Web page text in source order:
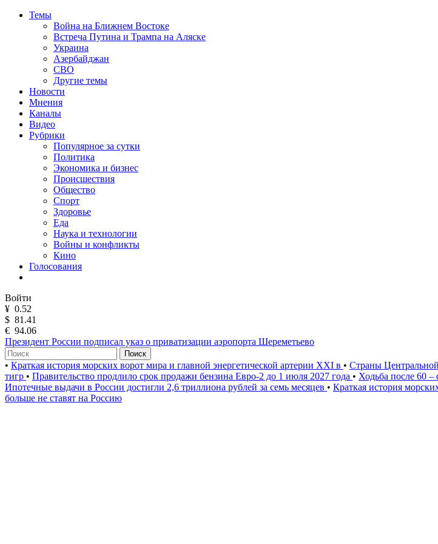
Темы
Война на Ближнем Востоке
Встреча Путина и Трампа на Аляске
Украина
Азербайджан
СВО
Другие темы
Новости
Мнения
Каналы
Видео
Рубрики
Популярное за сутки
Политика
Экономика и бизнес
Происшествия
Общество
Спорт
Здоровье
Еда
Наука и технологии
Войны и конфликты
Кино
Голосования
Войти
¥ 0.52
$ 81.41
€ 94.06
Президент России подписал указ о приватизации аэропорта Шереметьево
Поиск
• Краткая история морских ворот мира и главной энергетической артерии XXI в • Страны
тигр • Правительство продлило срок продажи бензина Евро-2 до 1 июля 2027 года • Ходьба после 60
Ипотечные выдачи в России достигли 2,6 триллиона рублей за семь месяцев • Краткая история
больше не ставят на Россию